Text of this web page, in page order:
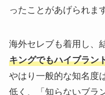
ったことがあげられま
海外セレブも着用し、
キングでもハイブラン
やはり一般的な知名度
低く、「知らないブラ